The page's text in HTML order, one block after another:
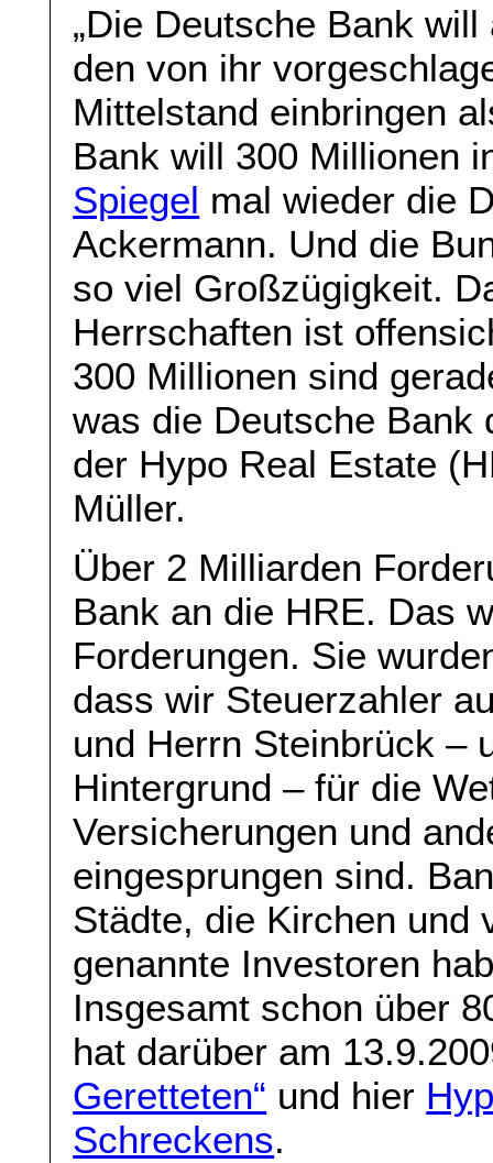
„Die Deutsche Bank
den von ihr
Mittelstand einbringen
Bank will 300 Millionen
Spiegel mal wieder die
Ackermann. Und die
so viel Großzügigkeit.
Herrschaften ist
300 Millionen sind
was die Deutsche Bank
der Hypo Real Estate
Müller.
Über 2 Milliarden
Bank an die HRE. Das
Forderungen. Sie
dass wir Steuerzahler
und Herrn Steinbrück –
Hintergrund – für die
Versicherungen und
eingesprungen sind.
Städte, die Kirchen und
genannte Investoren
Insgesamt schon über
hat darüber am
Geretteten“ und hier
Schreckens.